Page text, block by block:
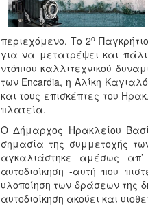
περιεχόμενο. Το 2ο
για να μετατρέψει και
ντόπιου καλλιτεχνικού
των Encardia, η Αλίκη
και τους επισκέπτες του
πλατεία.
Ο Δήμαρχος Ηρακλείου
σημασία της συμμετοχής
αγκαλιάστηκε αμέσως
αυτοδιοίκηση -αυτή που
υλοποίηση των δράσεων της
αυτοδιοίκηση ακούει και